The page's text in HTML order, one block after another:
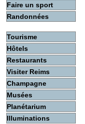
Faire un sport
Randonnées
Tourisme
Hôtels
Restaurants
Visiter Reims
Champagne
Musées
Planétarium
Illuminations